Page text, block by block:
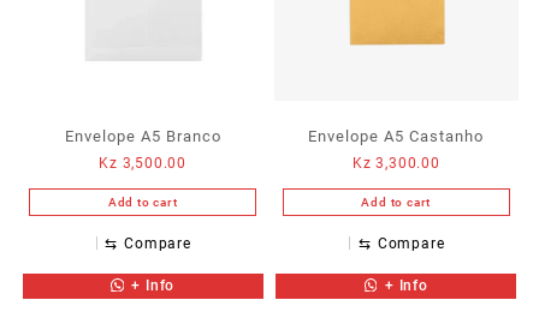
Envelope A5 Branco
Kz 3,500.00
Add to cart
⇆ Compare
+ Info
Envelope A5 Castanho
Kz 3,300.00
Add to cart
⇆ Compare
+ Info